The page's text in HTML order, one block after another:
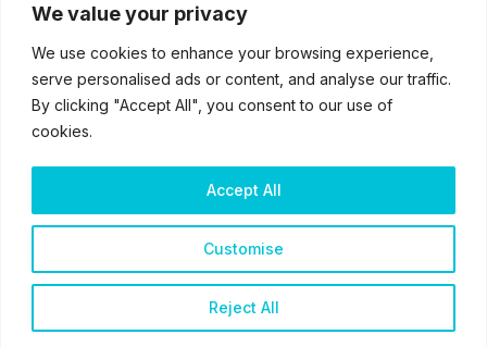
We value your privacy
We use cookies to enhance your browsing experience,
serve personalised ads or content, and analyse our traffic.
By clicking "Accept All", you consent to our use of
cookies.
Customise
Reject All
Accept All
Cookie & Privacy Policy
Ticklo™